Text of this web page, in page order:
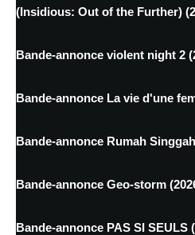
(Insidious: Out of the Further)
Bande-annonce violent night 2
Bande-annonce La vie d'une
Bande-annonce Rumah
Bande-annonce Geo-storm
Bande-annonce PAS SI SEULS